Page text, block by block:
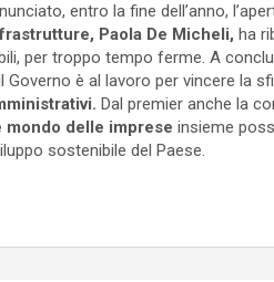
entro la fine dell’anno,
Paola De Micheli, ha
per troppo tempo ferme. A
è al lavoro per vincere la
Dal premier anche la
mondo delle imprese insieme
sostenibile del Paese.